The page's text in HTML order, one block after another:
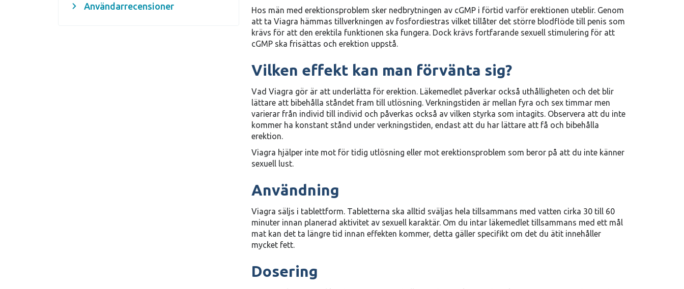
Användarrecensioner
Hos män med erektionsproblem sker nedbrytningen av cGMP i förtid varför erektionen uteblir. Genom
att ta Viagra hämmas tillverkningen av fosfordiestras vilket tillåter det större blodflöde till penis som
krävs för att den erektila funktionen ska fungera. Dock krävs fortfarande sexuell stimulering för att
cGMP ska frisättas och erektion uppstå.
Vilken effekt kan man förvänta sig?
Vad Viagra gör är att underlätta för erektion. Läkemedlet påverkar också uthålligheten och det blir
lättare att bibehålla ståndet fram till utlösning. Verkningstiden är mellan fyra och sex timmar men
varierar från individ till individ och påverkas också av vilken styrka som intagits. Observera att du inte
kommer ha konstant stånd under verkningstiden, endast att du har lättare att få och bibehålla
erektion.
Viagra hjälper inte mot för tidig utlösning eller mot erektionsproblem som beror på att du inte känner
sexuell lust.
Användning
Viagra säljs i tablettform. Tabletterna ska alltid sväljas hela tillsammans med vatten cirka 30 till 60
minuter innan planerad aktivitet av sexuell karaktär. Om du intar läkemedlet tillsammans med ett mål
mat kan det ta längre tid innan effekten kommer, detta gäller specifikt om det du ätit innehåller
mycket fett.
Dosering